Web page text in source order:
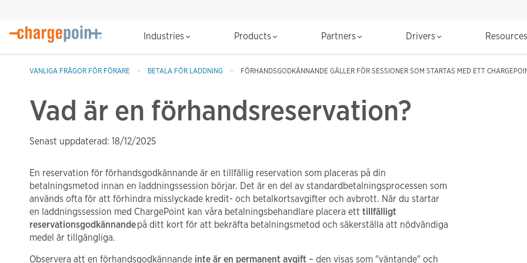
Industries Products Partners Drivers
VANLIGA FRÅGOR FÖR FÖRARE BETALA FÖR LADDNING FÖRHANDSGODKÄNNANDE GÄLLER FÖR SESSIONER SOM STARTAS MED ETT
Vad är en förhandsreservation?
Senast uppdaterad: 18/12/2025
En reservation för förhandsgodkännande är en tillfällig reservation som placeras på din
betalningsmetod innan en laddningssession börjar. Det är en del av standardbetalningsprocessen som
används ofta för att förhindra misslyckade kredit- och betalkortsavgifter och avbrott. När du startar
en laddningssession med ChargePoint kan våra betalningsbehandlare placera ett tillfälligt
reservationsgodkännandepå ditt kort för att bekräfta betalningsmetod och säkerställa att nödvändiga
medel är tillgängliga.
Observera att en förhandsgodkännande inte är en permanent avgift – den visas som "väntande" och